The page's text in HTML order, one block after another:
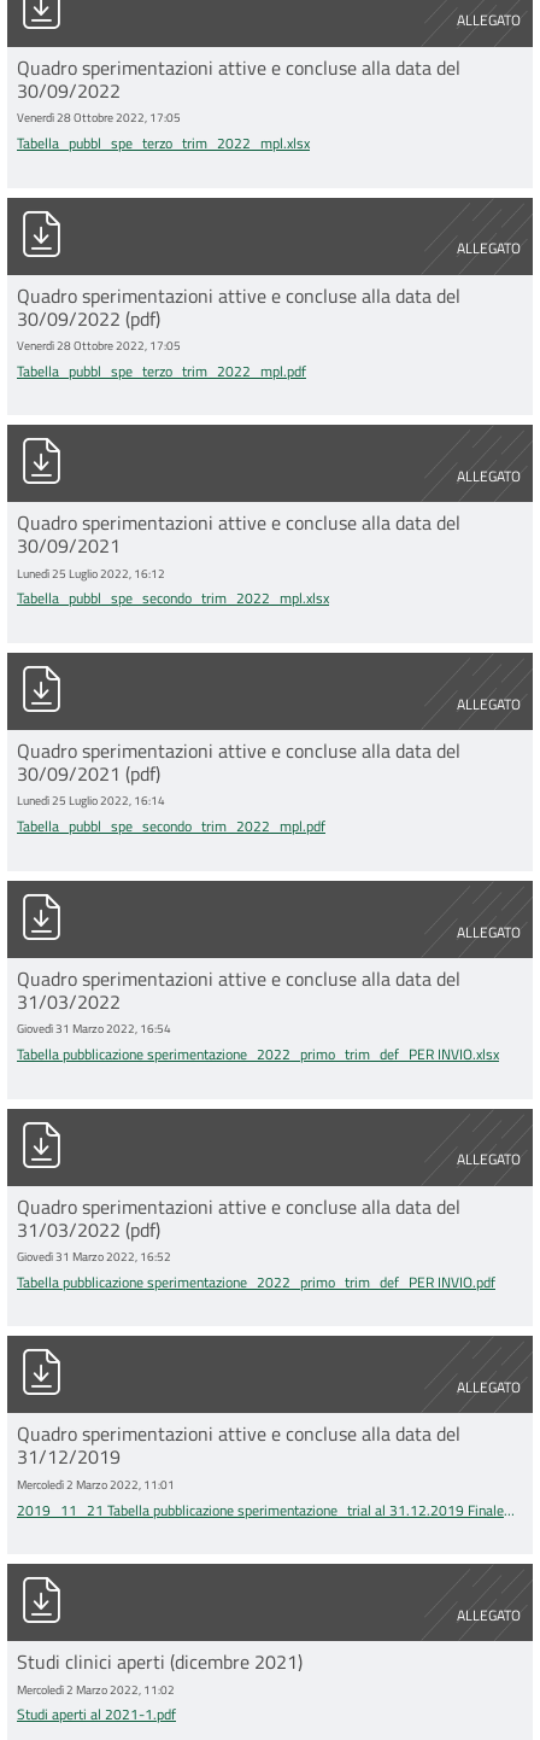
ALLEGATO
Quadro sperimentazioni attive e concluse alla data del
30/09/2022
Venerdì 28 Ottobre 2022, 17:05
Tabella_pubbl_spe_terzo_trim_2022_mpl.xlsx
ALLEGATO
Tabella_pubbl_spe_terzo_trim_2022_mpl.pdf
Quadro sperimentazioni attive e concluse alla data del
30/09/2022 (pdf)
Venerdì 28 Ottobre 2022, 17:05
Tabella_pubbl_spe_terzo_trim_2022_mpl.pdf
ALLEGATO
Tabella_pubbl_spe_secondo_trim_2022_mpl.xlsx
Quadro sperimentazioni attive e concluse alla data del
30/09/2021
Lunedì 25 Luglio 2022, 16:12
Tabella_pubbl_spe_secondo_trim_2022_mpl.xlsx
ALLEGATO
Tabella_pubbl_spe_secondo_trim_2022_mpl.pdf
Quadro sperimentazioni attive e concluse alla data del
30/09/2021 (pdf)
Lunedì 25 Luglio 2022, 16:14
Tabella_pubbl_spe_secondo_trim_2022_mpl.pdf
ALLEGATO
Tabella pubblicazione
Quadro sperimentazioni attive e concluse alla data del
31/03/2022
Giovedì 31 Marzo 2022, 16:54
Tabella pubblicazione sperimentazione_2022_primo_trim_def_PER INVIO.xlsx
ALLEGATO
Tabella pubblicazione
Quadro sperimentazioni attive e concluse alla data del
31/03/2022 (pdf)
Giovedì 31 Marzo 2022, 16:52
Tabella pubblicazione sperimentazione_2022_primo_trim_def_PER INVIO.pdf
ALLEGATO
2019_11_21 Tabella pubblicazione sperimentazione_trial al
Quadro sperimentazioni attive e concluse alla data del
31/12/2019
Mercoledì 2 Marzo 2022, 11:01
2019_11_21 Tabella pubblicazione sperimentazione_trial al 31.12.2019 Finale
ALLEGATO
Studi aperti al 2021-1.pdf
Studi clinici aperti (dicembre 2021)
Mercoledì 2 Marzo 2022, 11:02
Studi aperti al 2021-1.pdf